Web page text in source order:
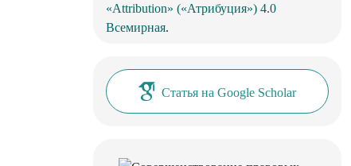
«Attribution» («Атрибуция») 4.0
Всемирная.
Статья на Google Scholar